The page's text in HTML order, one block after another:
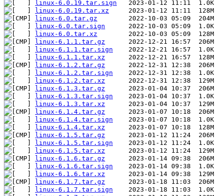
linux-6.0.19.tar.sign
linux-6.0.19.tar.xz
linux-6.0.tar.gz
linux-6.0.tar.sign
linux-6.0.tar.xz
linux-6.1.1.tar.gz
linux-6.1.1.tar.sign
linux-6.1.1.tar.xz
linux-6.1.2.tar.gz
linux-6.1.2.tar.sign
linux-6.1.2.tar.xz
linux-6.1.3.tar.gz
linux-6.1.3.tar.sign
linux-6.1.3.tar.xz
linux-6.1.4.tar.gz
linux-6.1.4.tar.sign
linux-6.1.4.tar.xz
linux-6.1.5.tar.gz
linux-6.1.5.tar.sign
linux-6.1.5.tar.xz
linux-6.1.6.tar.gz
linux-6.1.6.tar.sign
linux-6.1.6.tar.xz
linux-6.1.7.tar.gz
linux-6.1.7.tar.sign